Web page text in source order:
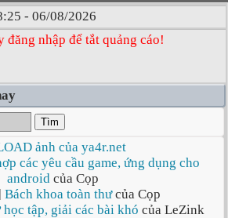
- 06/08/2026
đăng nhập để tắt quảng cáo!
Tìm
ảnh của ya4r.net
các yêu cầu game, ứng dụng cho
androidcủa Cọp
Bách khoa toàn thưcủa Cọp
học tập, giải các bài khó của LeZink